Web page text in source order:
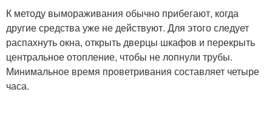
К методу вымораживания обычно прибегают, когда
другие средства уже не действуют. Для этого следует
распахнуть окна, открыть дверцы шкафов и перекрыть
центральное отопление, чтобы не лопнули трубы.
Минимальное время проветривания составляет четыре
часа.